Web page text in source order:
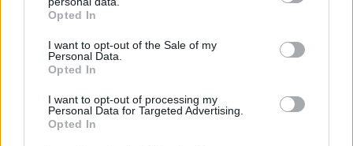
grant or deny consent to Google and its third-party tags to
use your data for below specified purposes in below Google
consent section.
Opted In
I want to opt-out of the Sale of my
Personal Data.
Opted In
I want to opt-out of processing my
Personal Data for Targeted Advertising.
Opted In